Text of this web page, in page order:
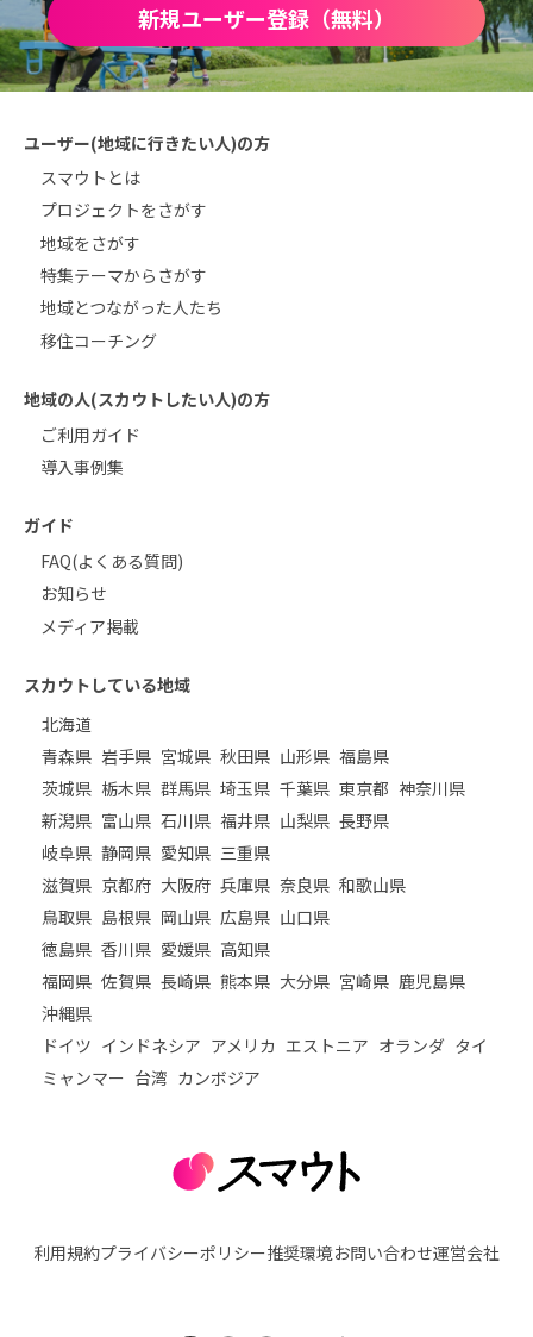
新規ユーザー登録（無料）
ユーザー(地域に行きたい人)の方
スマウトとは
プロジェクトをさがす
地域をさがす
特集テーマからさがす
地域とつながった人たち
移住コーチング
地域の人(スカウトしたい人)の方
ご利用ガイド
導入事例集
ガイド
FAQ(よくある質問)
お知らせ
メディア掲載
スカウトしている地域
北海道
青森県 岩手県 宮城県 秋田県 山形県 福島県
茨城県 栃木県 群馬県 埼玉県 千葉県 東京都 神奈川県
新潟県 富山県 石川県 福井県 山梨県 長野県
岐阜県 静岡県 愛知県 三重県
滋賀県 京都府 大阪府 兵庫県 奈良県 和歌山県
鳥取県 島根県 岡山県 広島県 山口県
徳島県 香川県 愛媛県 高知県
福岡県 佐賀県 長崎県 熊本県 大分県 宮崎県 鹿児島県
沖縄県
ドイツ インドネシア アメリカ エストニア オランダ タイ
ミャンマー 台湾 カンボジア
利用規約プライバシーポリシー推奨環境お問い合わせ運営会社